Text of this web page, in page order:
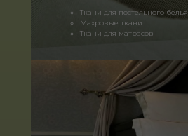
Ткани для постельного белья
Махровые ткани
Ткани для матрасов